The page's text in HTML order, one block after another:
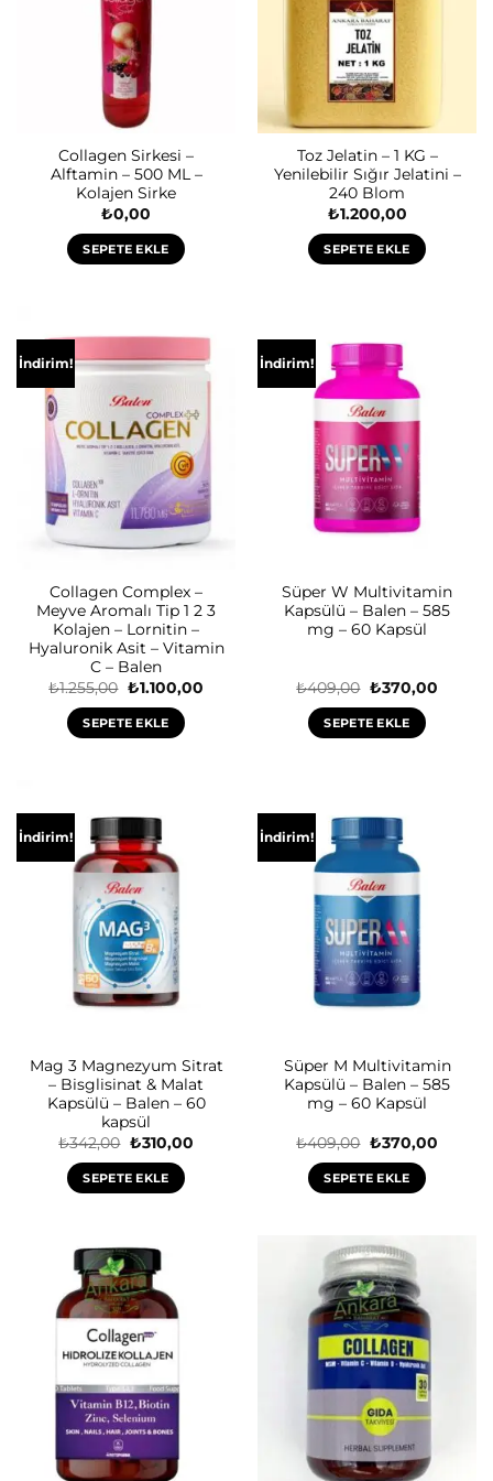
Collagen Sirkesi –
Alftamin – 500 ML –
Kolajen Sirke
₺0,00
SEPETE EKLE
Toz Jelatin – 1 KG –
Yenilebilir Sığır Jelatini –
240 Blom
₺1.200,00
SEPETE EKLE
İndirim!
Collagen Complex –
Meyve Aromalı Tip 1 2 3
Kolajen – Lornitin –
Hyaluronik Asit – Vitamin
C – Balen
₺1.255,00 Orijinal
₺1.255,00.
₺1.100,00Şu
SEPETE EKLE
İndirim!
Süper W Multivitamin
Kapsülü – Balen – 585
mg – 60 Kapsül
₺409,00 Orijinal
₺409,00.
₺370,00Şu
SEPETE EKLE
İndirim!
Mag 3 Magnezyum Sitrat
– Bisglisinat & Malat
Kapsülü – Balen – 60
kapsül
₺342,00 Orijinal
₺342,00.
₺310,00Şu
SEPETE EKLE
İndirim!
Süper M Multivitamin
Kapsülü – Balen – 585
mg – 60 Kapsül
₺409,00 Orijinal
₺409,00.
₺370,00Şu
SEPETE EKLE